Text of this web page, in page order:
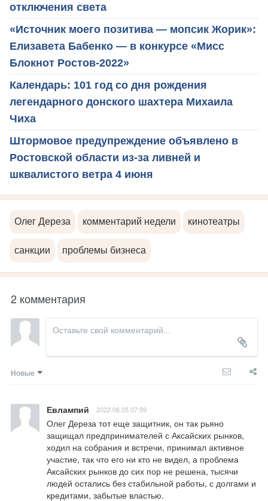
отключения света
«Источник моего позитива — мопсик Жорик»:
Елизавета Бабенко — в конкурсе «Мисс
Блокнот Ростов-2022»
Календарь: 101 год со дня рождения
легендарного донского шахтера Михаила
Чиха
Штормовое предупреждение объявлено в
Ростовской области из-за ливней и
шквалистого ветра 4 июня
Олег Дереза комментарий недели кинотеатры
санкции проблемы бизнеса
2 комментария
Новые
Евлампий 2022.06.05 07:59
Олег Дереза тот еще защитник, он так рьяно
защищал предпринимателей с Аксайских рынков,
ходил на собрания и встречи, принимал активное
участие, так что его ни кто не видел, а проблема
Аксайских рынков до сих пор не решена, тысячи
людей остались без стабильной работы, с долгами и
кредитами, забытые властью.